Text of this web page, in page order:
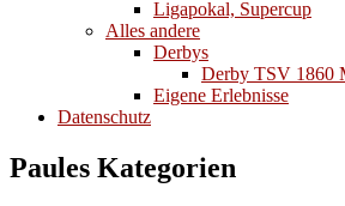
Ligapokal, Supercup
Alles andere
Derbys
Derby TSV 1860
Eigene Erlebnisse
Datenschutz
Paules Kategorien